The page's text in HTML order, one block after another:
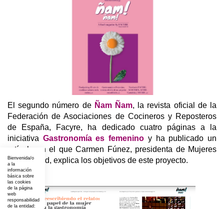
El segundo número de Ñam Ñam, la revista oficial de la
Federación de Asociaciones de Cocineros y Reposteros
de España, Facyre, ha dedicado cuatro páginas a la
iniciativa Gastronomía es femenino y ha publicado un
artículo en el que Carmen Fúnez, presidenta de Mujeres
en Igualdad, explica los objetivos de este proyecto.
Bienvenida/o
a la
información
básica sobre
las cookies
de la página
web
responsabilidad
de la entidad: